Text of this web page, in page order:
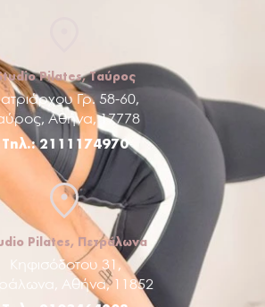
Pilates, Ταύρος
Γρ. 58-60,
Αθήνα, 17778
Τηλ.: 2111174970
Pilates, Πετράλωνα
Κηφισόδοτου 31,
Αθήνα, 11852
Τηλ.: 2103464208